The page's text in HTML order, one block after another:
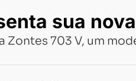
sua
703 V, um